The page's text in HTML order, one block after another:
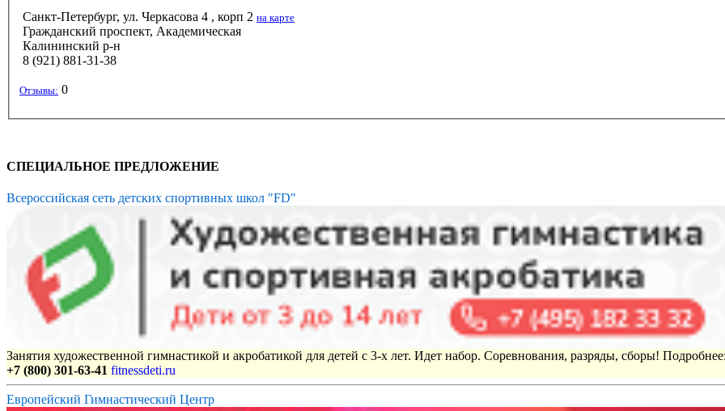
Санкт-Петербург, ул. Черкасова 4 , корп 2 на карте
Гражданский проспект, Академическая
Калининский р-н
8 (921) 881-31-38
Отзывы: 0
СПЕЦИАЛЬНОЕ ПРЕДЛОЖЕНИЕ
Всероссийская сеть детских спортивных школ "FD"
Занятия художественной гимнастикой и акробатикой для детей с 3-х лет. Идет набор. Соревнования, разряды, сборы!
+7 (800) 301-63-41 fitnessdeti.ru
Европейский Гимнастический Центр